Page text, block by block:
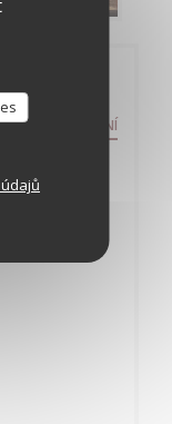
NASMĚROVÁNÍ